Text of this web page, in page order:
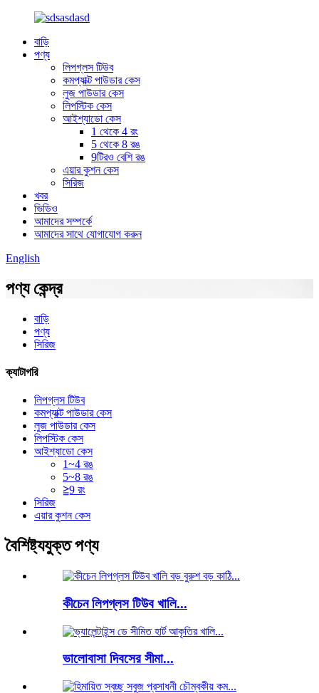
বাড়ি
পণ্য
লিপগ্লস টিউব
কমপ্যাক্ট পাউডার কেস
লুজ পাউডার কেস
লিপস্টিক কেস
আইশ্যাডো কেস
1 থেকে 4 রং
5 থেকে 8 রঙ
9টিরও বেশি রঙ
এয়ার কুশন কেস
সিরিজ
খবর
ভিডিও
আমাদের সম্পর্কে
আমাদের সাথে যোগাযোগ করুন
English
পণ্য কেন্দ্র
বাড়ি
পণ্য
সিরিজ
ক্যাটাগরি
লিপগ্লস টিউব
কমপ্যাক্ট পাউডার কেস
লুজ পাউডার কেস
লিপস্টিক কেস
আইশ্যাডো কেস
1~4 রঙ
5~8 রঙ
≧9 রং
সিরিজ
এয়ার কুশন কেস
বৈশিষ্ট্যযুক্ত পণ্য
কীচেন লিপগ্লস টিউব খালি...
ভালোবাসা দিবসের সীমা...